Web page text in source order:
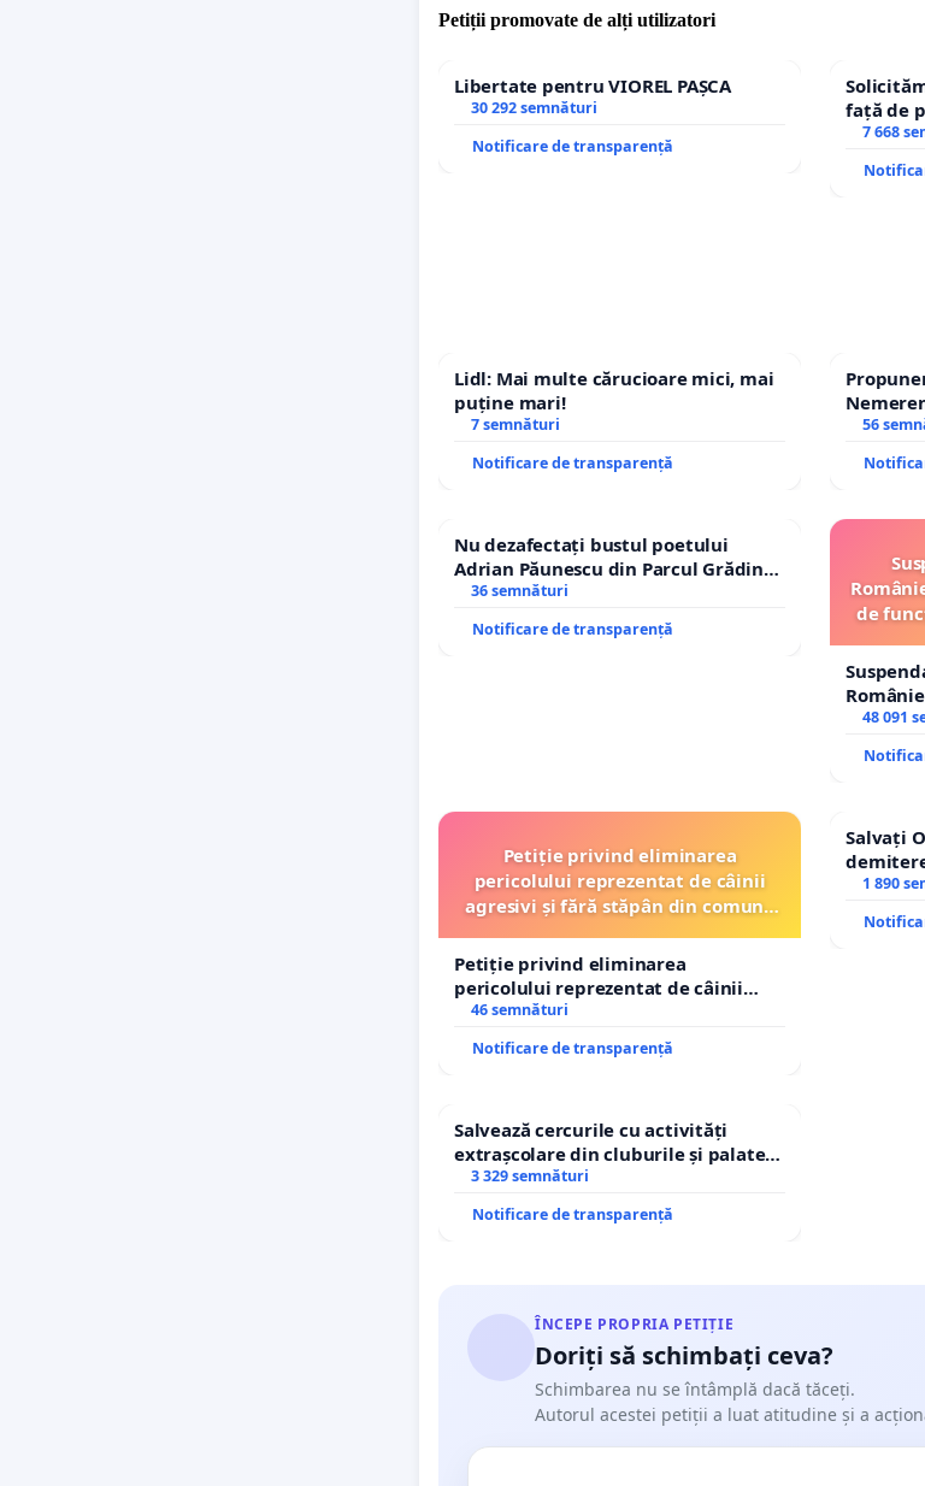
Petiții promovate de alți utilizatori
Libertate pentru VIOREL PAȘCA
30 292 semnături
Notificare de transparență
față de
7 668
Lidl: Mai multe cărucioare mici, mai
puține mari!
7 semnături
Notificare de transparență
56
Nu dezafectați bustul poetului
Adrian Păunescu din Parcul Grădina
Icoanei! Stop cenzurii culturale!
36 semnături
Notificare de transparență
de
de
48 091
Petiție privind eliminarea
pericolului reprezentat de câinii
agresivi și fără stăpân din comuna
Petiție privind eliminarea
pericolului reprezentat de câinii
agresivi și fără stăpân din comuna
46 semnături
Notificare de transparență
Salvați
Petrean
1 890
Salvează cercurile cu activități
extrașcolare din cluburile și palatele
copiilor
3 329 semnături
Notificare de transparență
ÎNCEPE PROPRIA PETIȚIE
Doriți să schimbați ceva?
Schimbarea nu se întâmplă dacă tăceți.
Autorul acestei petiții a luat atitudine și a